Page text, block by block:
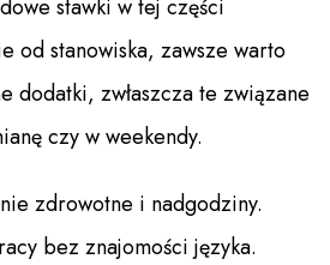
stawki w tej części
od stanowiska, zawsze warto
dodatki, zwłaszcza te związane
czy w weekendy.
zdrowotne i nadgodziny.
bez znajomości języka.